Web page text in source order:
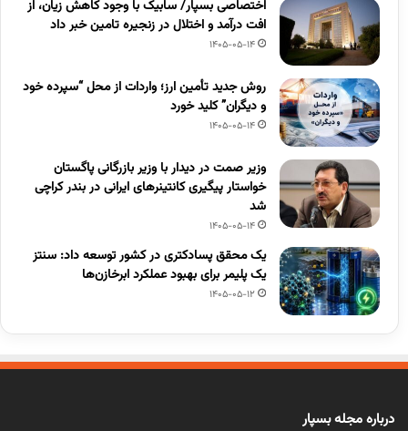
اختصاصی بسپار/ سابیک با وجود کاهش زیان، از
افت درآمد و اختلال در زنجیره تامین خبر داد
1405-05-14
روش جدید تأمین ارز؛ واردات از محل “سپرده خود
و دیگران” کلید خورد
1405-05-14
وزیر صمت در دیدار با وزیر بازرگانی پاگستان
خواستار پیگیری کانتینرهای ایرانی در بندر کراچی
شد
1405-05-14
یک محقق پسادکتری در کشور توسعه داد: سنتز
یک پلیمر برای بهبود عملکرد ابرخازن‌ها
1405-05-12
درباره مجله بسپار